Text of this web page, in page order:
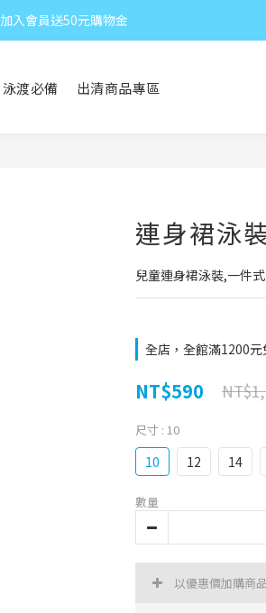
加入會員送50元購物金
泳渡必備 出清商品專區
連身裙泳
兒童連身裙泳裝,一件
全店，全館滿1200元
NT$590
尺寸 : 10
10 12 14
數量
以優惠價加購商